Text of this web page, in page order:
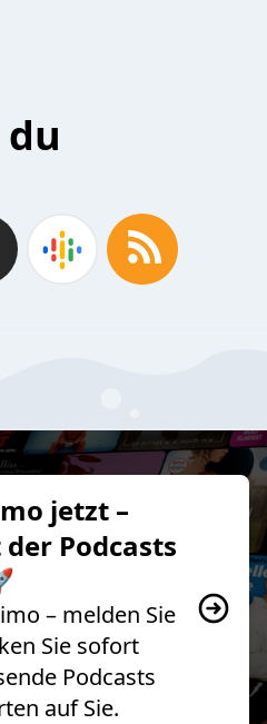
jetzt –
Podcasts
– melden Sie
Sie sofort
Podcasts
auf Sie.